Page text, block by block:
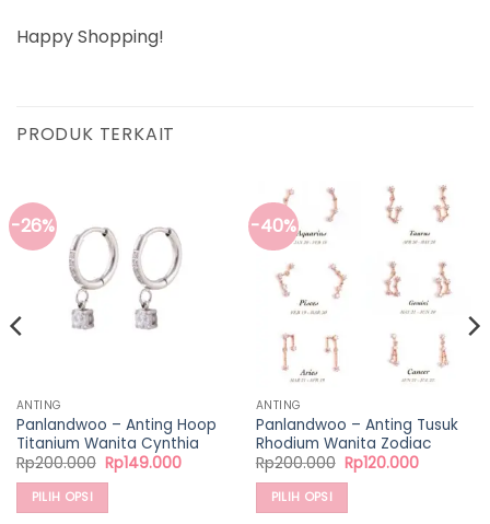
Happy Shopping!
PRODUK TERKAIT
-26%
ANTING
Panlandwoo – Anting Hoop
Titanium Wanita Cynthia
Rp200.000 Harga
aslinya
Rp149.000Harga
Rp149.000.
PILIH OPSI
-40%
ANTING
Panlandwoo – Anting Tusuk
Rhodium Wanita Zodiac
Rp200.000 Harga
aslinya
Rp120.000Harga
PILIH OPSI